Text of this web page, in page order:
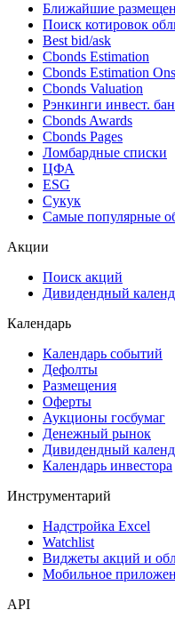
Ближайшие
Поиск котировок
Best bid/ask
Cbonds Estimation
Cbonds Estimation
Cbonds Valuation
Рэнкинги инвест.
Cbonds Awards
Cbonds Pages
Ломбардные списки
ЦФА
ESG
Сукук
Самые популярные
Акции
Поиск акций
Дивидендный
Календарь
Календарь событий
Дефолты
Размещения
Оферты
Аукционы госбумаг
Денежный рынок
Дивидендный
Календарь инвестора
Инструментарий
Надстройка Excel
Watchlist
Виджеты акций и
Мобильное
API